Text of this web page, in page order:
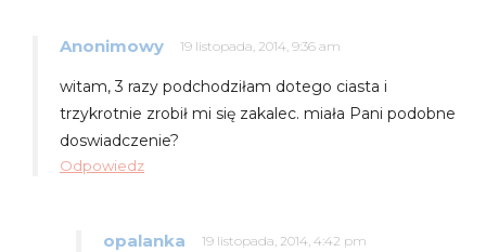
Anonimowy 19 listopada, 2014, 9:36 am
witam, 3 razy podchodziłam dotego ciasta i
trzykrotnie zrobił mi się zakalec. miała Pani podobne
doswiadczenie?
Odpowiedz
opalanka 19 listopada, 2014, 4:42 pm